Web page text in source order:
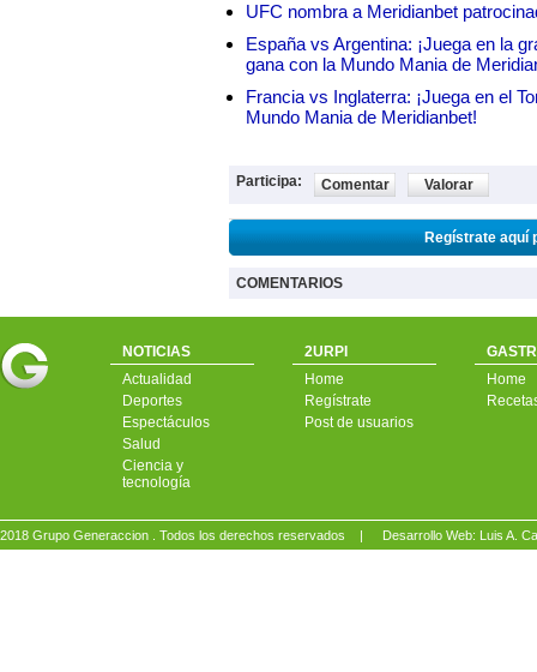
UFC nombra a Meridianbet
España vs Argentina: ¡Juega en la
gana con la Mundo Mania de
Francia vs Inglaterra: ¡Juega en el
Mundo Mania de Meridianbet!
Participa: Comentar Valorar
Regístrate aquí
COMENTARIOS
NOTICIAS
Actualidad
Deportes
Espectáculos
Salud
Ciencia y
tecnología
2URPI
Home
Regístrate
Post de usuarios
Home
2018 Grupo Generaccion . Todos los derechos reservados | Desarrollo Web: Luis